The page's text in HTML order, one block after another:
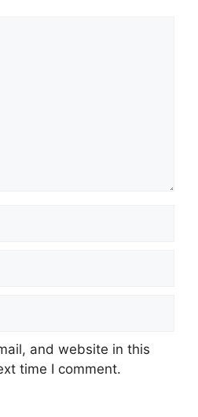
and website in this
time I comment.